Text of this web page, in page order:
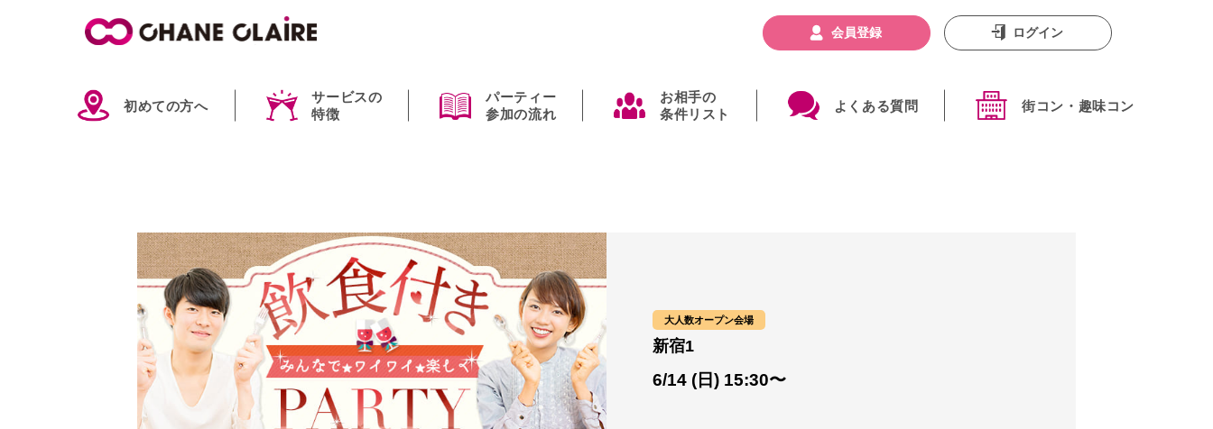
初めての方へ
サービスの
特徴
パーティー
参加の流れ
お相手の
条件リスト
よくある質問 街コン・趣味コン
会員登録 ログイン
6/14 (日) 15:30〜
大人数オープン会場
新宿1